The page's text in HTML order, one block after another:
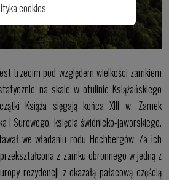
trzecim pod względem wielkości zamkiem
na skale w otulinie Książańskiego
Książa sięgają końca XIII w. Zamek
I Surowego, księcia świdnicko-jaworskiego.
we władaniu rodu Hochbergów. Za ich
z zamku obronnego w jedną z
rezydencji z okazałą pałacową częścią
cookies